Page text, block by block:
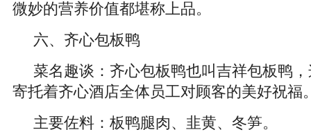
微妙的营养价值都堪称上品。
六、齐心包板鸭
菜名趣谈：齐心包板鸭也叫吉祥包板鸭
寄托着齐心酒店全体员工对顾客的美好祝福
主要佐料：板鸭腿肉、韭黄、冬笋。